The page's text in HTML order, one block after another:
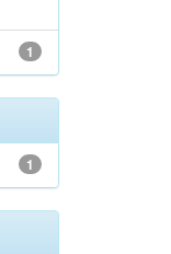
1
1